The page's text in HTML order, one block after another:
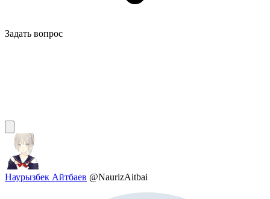
Задать вопрос
Наурызбек Айтбаев @NaurizAitbai